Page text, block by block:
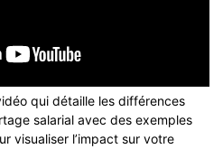
qui détaille les différences
salarial avec des exemples
visualiser l’impact sur votre